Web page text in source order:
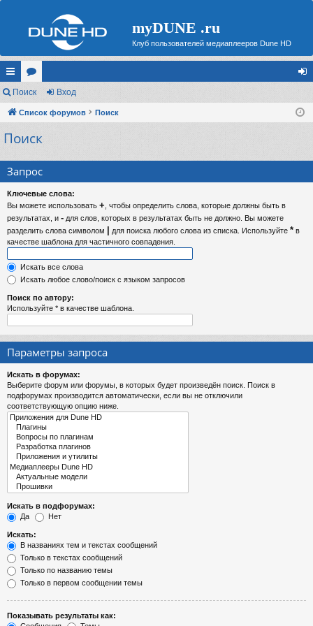
myDUNE .ru
Клуб пользователей медиаплееров Dune HD
с
ы
лк
ор
ум д
Поиск Вход
Список форумов Поиск
Поиск
Запрос
Ключевые слова:
Вы можете использовать + , чтобы определить слова, которые должны быть в
результатах, и - для слов, которых в результатах быть не должно. Вы можете
разделить слова символом | для поиска любого слова из списка. Используйте * в
качестве шаблона для частичного совпадения.
Искать все слова
Искать любое слово/поиск с языком запросов
Поиск по автору:
Используйте * в качестве шаблона.
Параметры запроса
Искать в форумах:
Выберите форум или форумы, в которых будет произведён поиск. Поиск в
подфорумах производится автоматически, если вы не отключили
соответствующую опцию ниже.
Искать в подфорумах:
Да
Нет
Искать:
В названиях тем и текстах сообщений
Только в текстах сообщений
Только по названию темы
Только в первом сообщении темы
Показывать результаты как: